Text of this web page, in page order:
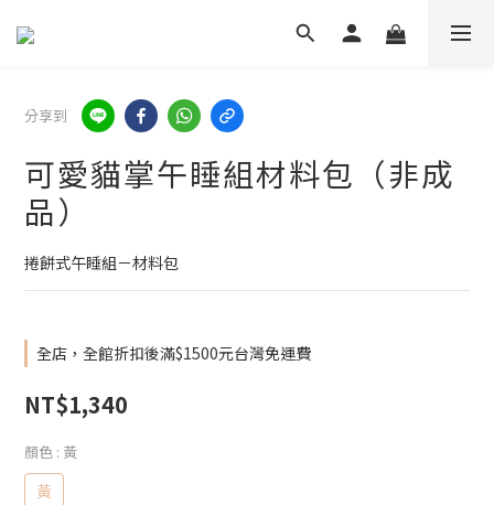
分享到
可愛貓掌午睡組材料包（非成
品）
捲餅式午睡組－材料包
全店，全館折扣後滿$1500元台灣免運費
NT$1,340
顏色 : 黃
黃